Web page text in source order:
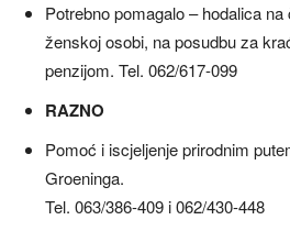
Potrebno pomagalo – hodalica
ženskoj osobi, na posudbu za
penzijom. Tel. 062/617-099
RAZNO
Pomoć i iscjeljenje prirodnim
Groeninga.
Tel. 063/386-409 i 062/430-448